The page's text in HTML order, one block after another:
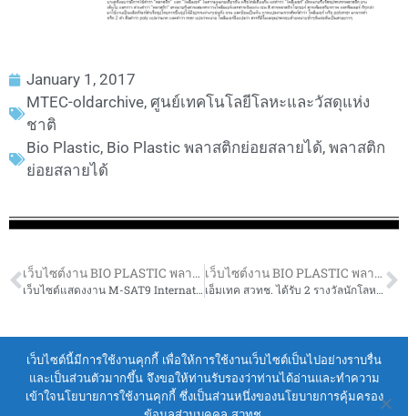
January 1, 2017
MTEC-oldarchive, ศูนย์เทคโนโลยีโลหะและวัสดุแห่ง
ชาติ
Bio Plastic, Bio Plastic พลาสติกย่อยสลายได้, พลาสติก
ย่อยสลายได้
เว็บไซต์งาน BIO PLASTIC พลาสติกย่อยสลายได้
เว็บไซต์แสดงงาน M-SAT9 International Conference on Material Science and Technology
เว็บไซต์งาน BIO PLASTIC พลาสติกย่อยสลายได้
เอ็มเทค สวทช. ได้รับ 2 รางวัลนักโลหวิทยาดีเด่นด้านอุตสาหกรรมและด้านวิชาการ
Terms of Service|Personal Data Protection Policy
2021 สำนักงานพัฒนาวิทยาศาสตร์และ
เทคโนโลยีแห่งชาติ (สวทช.)
เว็บไซต์นี้มีการใช้งานคุกกี้ เพื่อให้การใช้งานเว็บไซต์เป็นไปอย่างราบรื่น
และเป็นส่วนตัวมากขึ้น จึงขอให้ท่านรับรองว่าท่านได้อ่านและทำความ
เข้าใจนโยบายการใช้งานคุกกี้ ซึ่งเป็นส่วนหนึ่งของนโยบายการคุ้มครอง